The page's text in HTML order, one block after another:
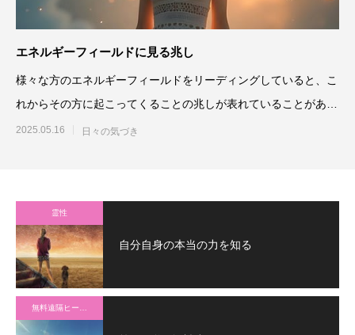
エネルギーフィールドに見る兆し
様々な方のエネルギーフィールドをリーディングしていると、こ
れからその方に起こってくることの兆しが表れていることがあっ
て、とても興味深
2025.05.16 日々の気づき
霊性
自分自身の本当の力を知る